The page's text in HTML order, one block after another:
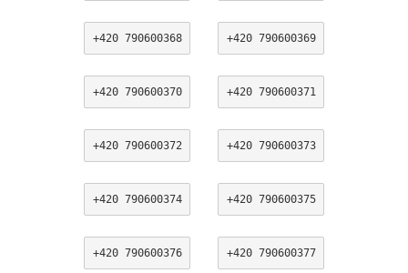
+420 790600368 +420 790600369
+420 790600370 +420 790600371
+420 790600372 +420 790600373
+420 790600374 +420 790600375
+420 790600376 +420 790600377